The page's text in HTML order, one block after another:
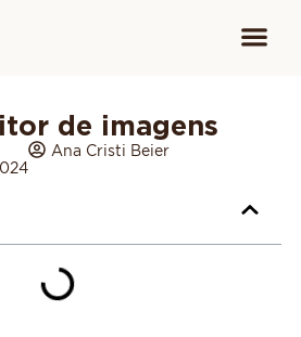
de imagens
Ana Cristi Beier